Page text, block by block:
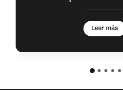
Leer más